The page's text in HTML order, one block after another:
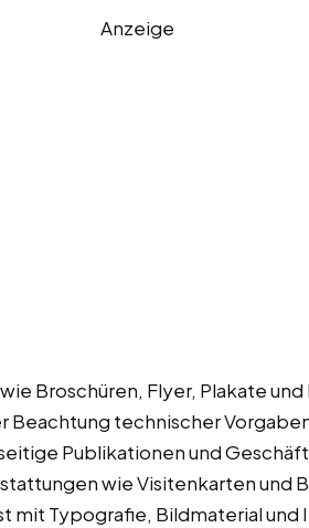
Anzeige
Broschüren, Flyer, Plakate und
technischer
Publikationen und
wie Visitenkarten und
mit Typografie, Bildmaterial und